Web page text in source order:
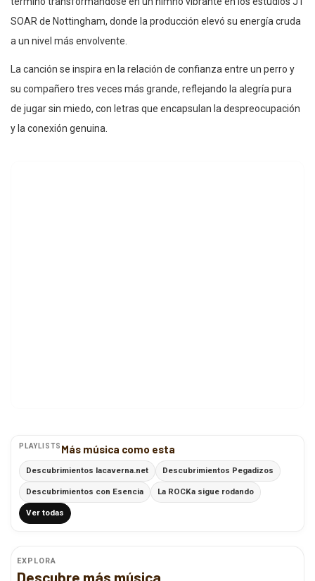
SOAR de Nottingham, donde la producción elevó su energía cruda
a un nivel más envolvente.
La canción se inspira en la relación de confianza entre un perro y
su compañero tres veces más grande, reflejando la alegría pura
de jugar sin miedo, con letras que encapsulan la despreocupación
y la conexión genuina.
PLAYLISTS Más música como esta
Descubrimientos lacaverna.net Descubrimientos Pegadizos
Descubrimientos con Esencia La ROCKa sigue rodando
Ver todas
EXPLORA
Descubre más música